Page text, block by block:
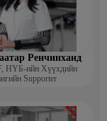
Ренчинханд
НҮБ-ийн Хүүхдийн
Supporter